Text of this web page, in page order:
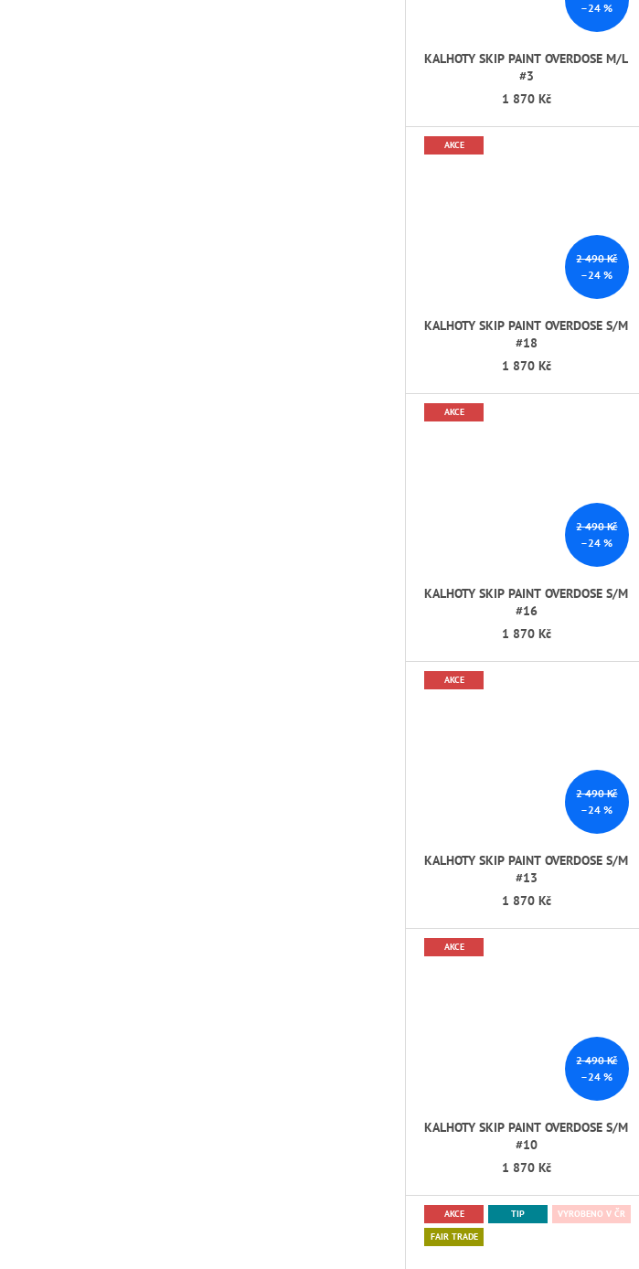
–24 %
KALHOTY SKIP PAINT OVERDOSE M/L
#3
1 870 Kč
2 490 Kč
–24 %
AKCE
KALHOTY SKIP PAINT OVERDOSE S/M
#18
1 870 Kč
2 490 Kč
–24 %
AKCE
KALHOTY SKIP PAINT OVERDOSE S/M
#16
1 870 Kč
2 490 Kč
–24 %
AKCE
KALHOTY SKIP PAINT OVERDOSE S/M
#13
1 870 Kč
2 490 Kč
–24 %
AKCE
KALHOTY SKIP PAINT OVERDOSE S/M
#10
1 870 Kč
AKCE TIP
VYROBENO V ČR
FAIR TRADE